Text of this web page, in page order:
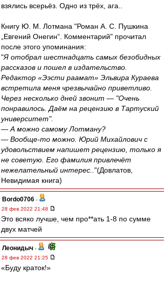
взялись всерьёз. Одно из трёх, ага..
Книгу Ю. М. Лотмана "Роман А. С. Пушкина
„Евгений Онегин“. Комментарий" прочитал
после этого упоминания:
"Я отобрал шестнадцать самых безобидных
рассказов и пошел в издательство.
Редактор «Ээсти раамат» Эльвира Кураева
встретила меня чрезвычайно приветливо.
Через несколько дней звонит — "Очень
понравилось. Даём на рецензию в Тартуский
университет".
— А можно самому Лотману?
— Вообще-то можно. Юрий Михайлович с
удовольствием напишет рецензию, только я
не советую. Его фамилия привлечёт
нежелательный интерес.. "(Довлатов,
Невидимая книга)
Bordo0706 -
28 фев 2022 21:48
Это всяко лучше, чем про**ать 1-8 по сумме
двух матчей
Леонидыч -
28 фев 2022 21:25
«Буду краток!»